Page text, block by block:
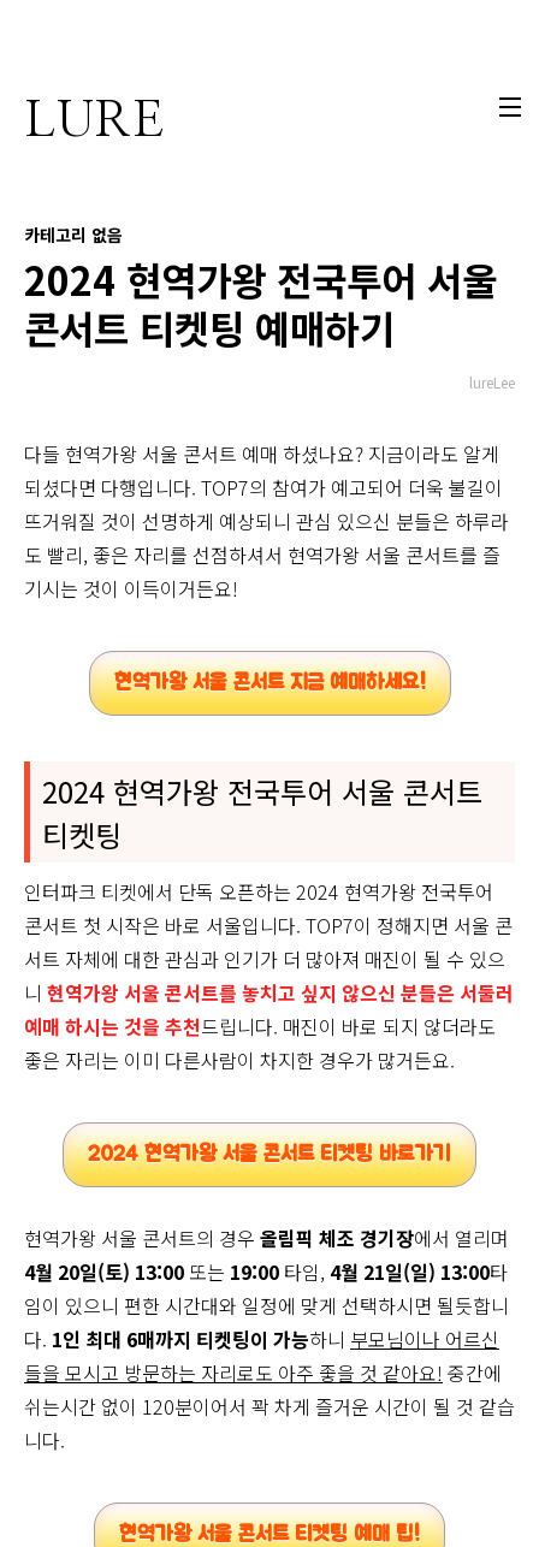
LURE
카테고리 없음
2024 현역가왕 전국투어 서울
콘서트 티켓팅 예매하기
lureLee
다들 현역가왕 서울 콘서트 예매 하셨나요? 지금이라도 알게
되셨다면 다행입니다. TOP7의 참여가 예고되어 더욱 불길이
뜨거워질 것이 선명하게 예상되니 관심 있으신 분들은 하루라
도 빨리, 좋은 자리를 선점하셔서 현역가왕 서울 콘서트를 즐
기시는 것이 이득이거든요!
현역가왕 서울 콘서트 지금 예매하세요!
2024 현역가왕 전국투어 서울 콘서트
티켓팅
인터파크 티켓에서 단독 오픈하는 2024 현역가왕 전국투어
콘서트 첫 시작은 바로 서울입니다. TOP7이 정해지면 서울 콘
서트 자체에 대한 관심과 인기가 더 많아져 매진이 될 수 있으
니 현역가왕 서울 콘서트를 놓치고 싶지 않으신 분들은 서둘러
예매 하시는 것을 추천드립니다. 매진이 바로 되지 않더라도
좋은 자리는 이미 다른사람이 차지한 경우가 많거든요.
2024 현역가왕 서울 콘서트 티켓팅 바로가기
현역가왕 서울 콘서트의 경우 올림픽 체조 경기장에서 열리며
4월 20일(토) 13:00 또는 19:00 타임, 4월 21일(일) 13:00타
임이 있으니 편한 시간대와 일정에 맞게 선택하시면 될듯합니
다. 1인 최대 6매까지 티켓팅이 가능하니 부모님이나 어르신
들을 모시고 방문하는 자리로도 아주 좋을 것 같아요! 중간에
쉬는시간 없이 120분이어서 꽉 차게 즐거운 시간이 될 것 같습
니다.
현역가왕 서울 콘서트 티켓팅 예매 팁!